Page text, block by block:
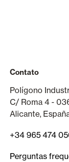
Contato
Polígono
C/ Roma 4 -
Alicante,
+34 965 474
Perguntas